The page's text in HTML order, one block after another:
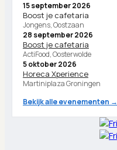
15 september 2026
Boost je cafetaria
Jongens, Oostzaan
28 september 2026
Boost je cafetaria
ActiFood, Oosterwolde
5 oktober 2026
Horeca Xperience
Martiniplaza Groningen
Bekijk alle evenementen →